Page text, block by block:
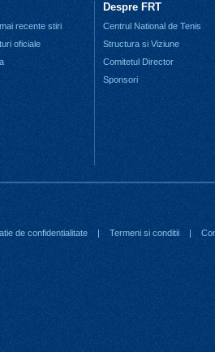
recente stiri
oficiale
Despre FRT
Centrul National de Tenis
Structura si Viziune
Comitetul Director
Sponsori
|
Termeni si conditii
|
de confidentialitate